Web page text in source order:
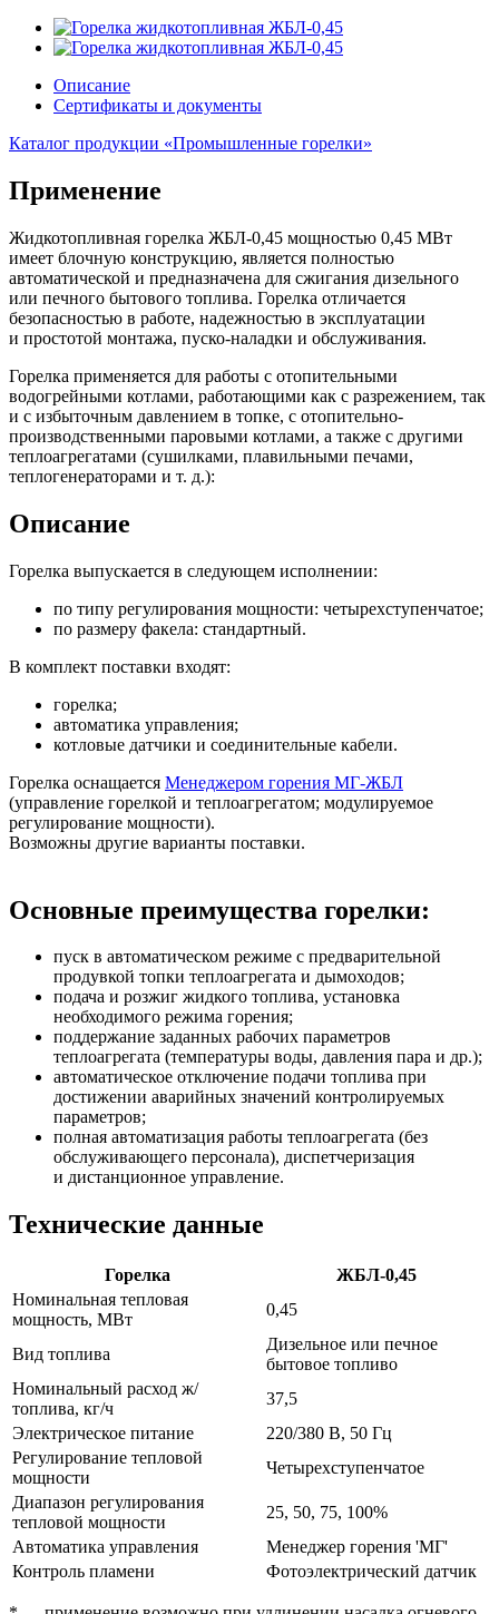
Описание
Сертификаты и документы
Каталог продукции «Промышленные горелки»
Применение
Жидкотопливная горелка ЖБЛ-0,45 мощностью 0,45 МВт
имеет блочную конструкцию, является полностью
автоматической и предназначена для сжигания дизельного
или печного бытового топлива. Горелка отличается
безопасностью в работе, надежностью в эксплуатации
и простотой монтажа, пуско-наладки и обслуживания.
Горелка применяется для работы с отопительными
водогрейными котлами, работающими как с разрежением, так
и с избыточным давлением в топке, с отопительно-
производственными паровыми котлами, а также с другими
теплоагрегатами (сушилками, плавильными печами,
теплогенераторами и т. д.):
Описание
Горелка выпускается в следующем исполнении:
по типу регулирования мощности: четырехступенчатое;
по размеру факела: стандартный.
В комплект поставки входят:
горелка;
автоматика управления;
котловые датчики и соединительные кабели.
Горелка оснащается Менеджером горения МГ-ЖБЛ
(управление горелкой и теплоагрегатом; модулируемое
регулирование мощности).
Возможны другие варианты поставки.
Основные преимущества горелки:
пуск в автоматическом режиме с предварительной
продувкой топки теплоагрегата и дымоходов;
подача и розжиг жидкого топлива, установка
необходимого режима горения;
поддержание заданных рабочих параметров
теплоагрегата (температуры воды, давления пара и др.);
автоматическое отключение подачи топлива при
достижении аварийных значений контролируемых
параметров;
полная автоматизация работы теплоагрегата (без
обслуживающего персонала), диспетчеризация
и дистанционное управление.
Технические данные
Горелка
ЖБЛ-0,45
Номинальная тепловая
мощность, МВт
0,45
Вид топлива
Дизельное или печное
бытовое топливо
Номинальный расход ж/
топлива, кг/ч
37,5
Электрическое питание
220/380 В, 50 Гц
Регулирование тепловой
мощности
Четырехступенчатое
Диапазон регулирования
тепловой мощности
25, 50, 75, 100%
Автоматика управления
Менеджер горения 'МГ'
Контроль пламени
Фотоэлектрический датчик